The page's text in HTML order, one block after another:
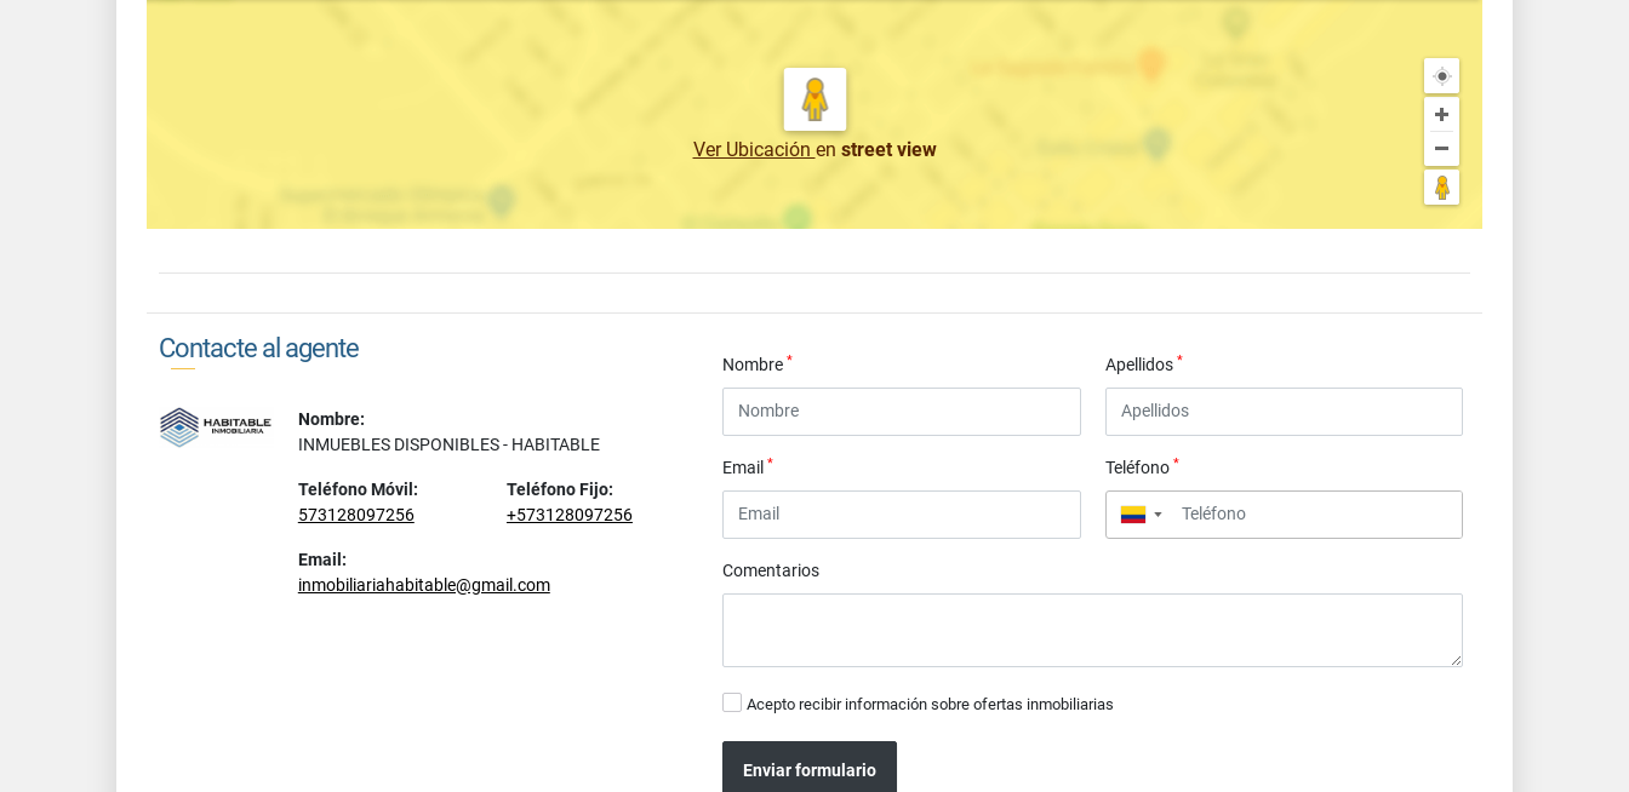
Ver Ubicación en street view
Contacte al agente
Nombre:
INMUEBLES DISPONIBLES - HABITABLE
Teléfono Móvil:
573128097256
Teléfono Fijo:
+573128097256
Email:
inmobiliariahabitable@gmail.com
Nombre* Apellidos *
Email* Teléfono *
▼
Comentarios
Acepto recibir información sobre ofertas inmobiliarias
Enviar formulario